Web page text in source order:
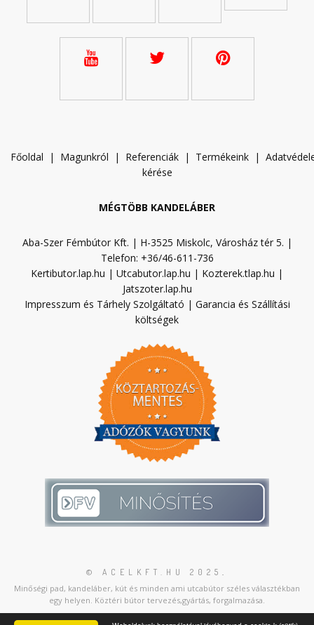
Főoldal | Magunkról | Referenciák | Termékeink | A
kérése
MÉGTÖBB KANDELÁBER
Aba-Szer Fémbútor Kft. | H-3525 Miskolc, Városház tér 5. |
Telefon: +36/46-611-736
Kertibutor.lap.hu | Utcabutor.lap.hu | Kozterek.tlap.hu |
Jatszoter.lap.hu
Impresszum és Tárhely Szolgáltató | Garancia és Szállítási
költségek
© ACELKFT.HU 2025 .
Minőségi pad, kandeláber, kút és minden ami utcabútor széles választékban
egy helyen. Köztéri bútor tervezés,gyártás, forgalmazása.